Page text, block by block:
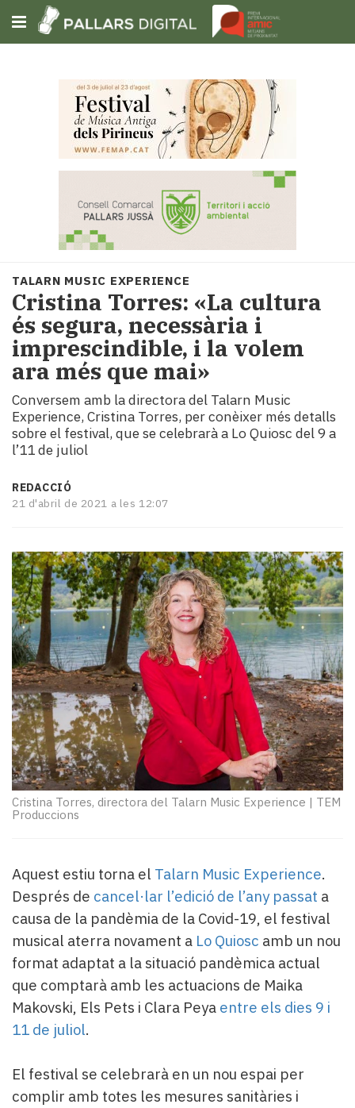
Subscriu-t'hi
Portada
Societat
Política
i
municipis
Economia
i
Cultura
Esports
Mai
tant!
i
temps
Reportatges
Entrevistes
Enquestes
A
escena!
Dis
la
teva!
Subscriptors
La
newsletter
del
Pallars
Contingut
patrocinat
llegit...
Editorial
TALARN MUSIC EXPERIENCE
Cristina Torres: «La cultura
és segura, necessària i
imprescindible, i la volem
ara més que mai»
Conversem amb la directora del Talarn Music
Experience, Cristina Torres, per conèixer més detalls
sobre el festival, que se celebrarà a Lo Quiosc del 9 a
l’11 de juliol
REDACCIÓ
21 d'abril de 2021 a les 12:07
Cristina Torres, directora del Talarn Music Experience | TEM
Produccions
Aquest estiu torna el Talarn Music Experience.
Després de cancel·lar l’edició de l’any passat a
causa de la pandèmia de la Covid-19, el festival
musical aterra novament a Lo Quiosc amb un nou
format adaptat a la situació pandèmica actual
que comptarà amb les actuacions de Maika
Makovski, Els Pets i Clara Peya entre els dies 9 i
11 de juliol.
El festival se celebrarà en un nou espai per
complir amb totes les mesures sanitàries i